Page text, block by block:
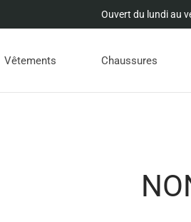
Ouvert du lundi au
Vêtements Chaussures